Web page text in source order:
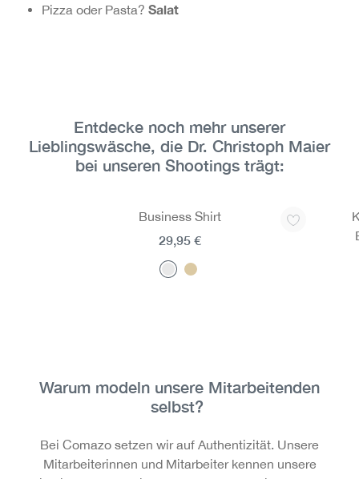
Pizza oder Pasta? Salat
Produktgalerie überspringen
Entdecke noch mehr unserer
Lieblingswäsche, die Dr. Christoph Maier
bei unseren Shootings trägt:
Business Shirt
29,95 €
Warum modeln unsere Mitarbeitenden
selbst?
Bei Comazo setzen wir auf Authentizität. Unsere
Mitarbeiterinnen und Mitarbeiter kennen unsere